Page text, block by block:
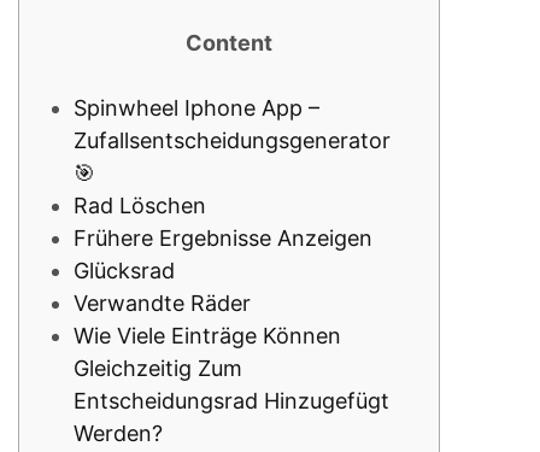
Content
Spinwheel Iphone App –
Zufallsentscheidungsgenerator
🎯
Rad Löschen
Frühere Ergebnisse Anzeigen
Glücksrad
Verwandte Räder
Wie Viele Einträge Können
Gleichzeitig Zum
Entscheidungsrad Hinzugefügt
Werden?